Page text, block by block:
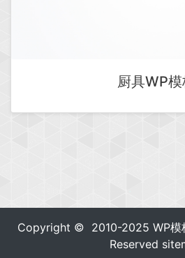
厨具WP模
Copyright © 2010-2025 WP模
Reserved